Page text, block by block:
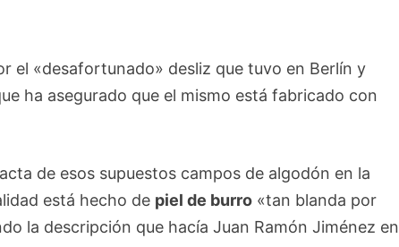
el «desafortunado» desliz que tuvo en Berlín y
ha asegurado que el mismo está fabricado con
de esos supuestos campos de algodón en la
está hecho de piel de burro «tan blanda por
la descripción que hacía Juan Ramón Jiménez en